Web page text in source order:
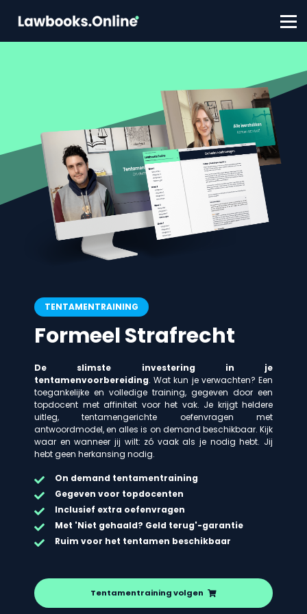
FAQ
Contact
TENTAMENTRAINING
Formeel Strafrecht
De slimste investering in je
tentamenvoorbereiding. Wat kun je verwachten? Een
toegankelijke en volledige training, gegeven door een
topdocent met affiniteit voor het vak. Je krijgt heldere
uitleg, tentamengerichte oefenvragen met
antwoordmodel, en alles is on demand beschikbaar. Kijk
waar en wanneer jij wilt: zó vaak als je nodig hebt. Jij
hebt geen herkansing nodig.
On demand tentamentraining
Gegeven voor topdocenten
Inclusief extra oefenvragen
Met 'Niet gehaald? Geld terug'-garantie
Ruim voor het tentamen beschikbaar
Tentamentraining volgen